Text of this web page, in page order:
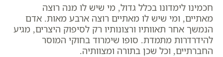
חכמינו לימדונו בכלל גדול, מי שיש לו מנה רוצה
מאתיים, ומי שיש לו מאתיים רוצה ארבע מאות. אדם
הנמשך אחר תאוותיו ורצונותיו רק לסיפוק היצרים, מגיע
להידרדרות מתמדת. סופו שימרוד בחוקי המוסר
החברתיים, וכל שכן בתורה ומצוותיה.